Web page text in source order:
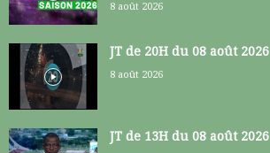
8 août 2026
JT de 20H du 08 août 2026
8 août 2026
JT de 13H du 08 août 2026